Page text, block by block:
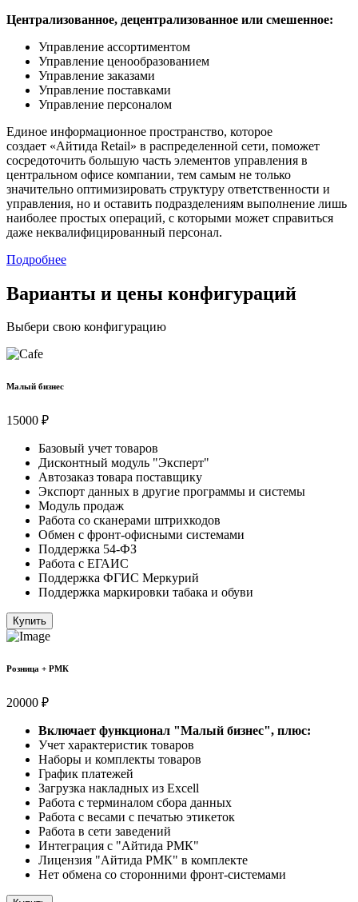
Централизованное, децентрализованное или смешенное:
Управление ассортиментом
Управление ценообразованием
Управление заказами
Управление поставками
Управление персоналом
Единое информационное пространство, которое
создает «Айтида Retail» в распределенной сети, поможет
сосредоточить большую часть элементов управления в
центральном офисе компании, тем самым не только
значительно оптимизировать структуру ответственности и
управления, но и оставить подразделениям выполнение лишь
наиболее простых операций, с которыми может справиться
даже неквалифицированный персонал.
Подробнее
Варианты и цены конфигураций
Выбери свою конфигурацию
Малый бизнес
15000 ₽
Базовый учет товаров
Дисконтный модуль "Эксперт"
Автозаказ товара поставщику
Экспорт данных в другие программы и системы
Модуль продаж
Работа со сканерами штрихкодов
Обмен с фронт-офисными системами
Поддержка 54-ФЗ
Работа с ЕГАИС
Поддержка ФГИС Меркурий
Поддержка маркировки табака и обуви
Купить
Розница + РМК
20000 ₽
Включает функционал "Малый бизнес", плюс:
Учет характеристик товаров
Наборы и комплекты товаров
График платежей
Загрузка накладных из Excell
Работа с терминалом сбора данных
Работа с весами с печатью этикеток
Работа в сети заведений
Интеграция с "Айтида РМК"
Лицензия "Айтида РМК" в комплекте
Нет обмена со сторонними фронт-системами